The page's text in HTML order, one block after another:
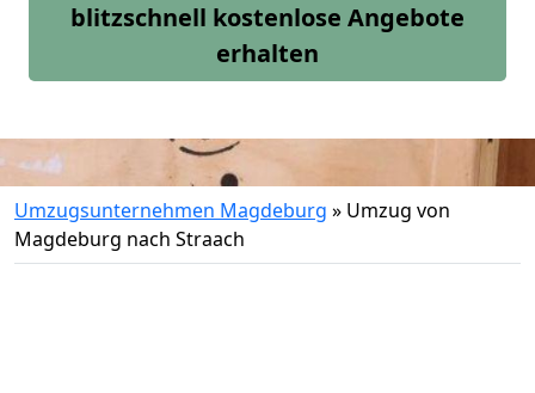
blitzschnell kostenlose Angebote
erhalten
Umzugsunternehmen Magdeburg » Umzug von
Magdeburg nach Straach